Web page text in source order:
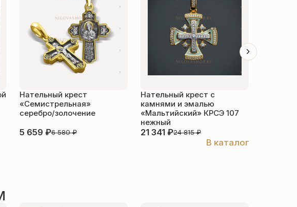
Нательный крест
«Семистрельная»
серебро/золочение
5 659 ₽6 580₽
Нательный крест с
камнями и эмалью
«Мальтийский» КРСЭ 107
нежный
21 341 ₽24 815₽
В каталог